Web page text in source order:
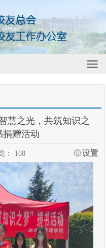
慧之光，共筑知识之
捐赠活动
： 168 设置